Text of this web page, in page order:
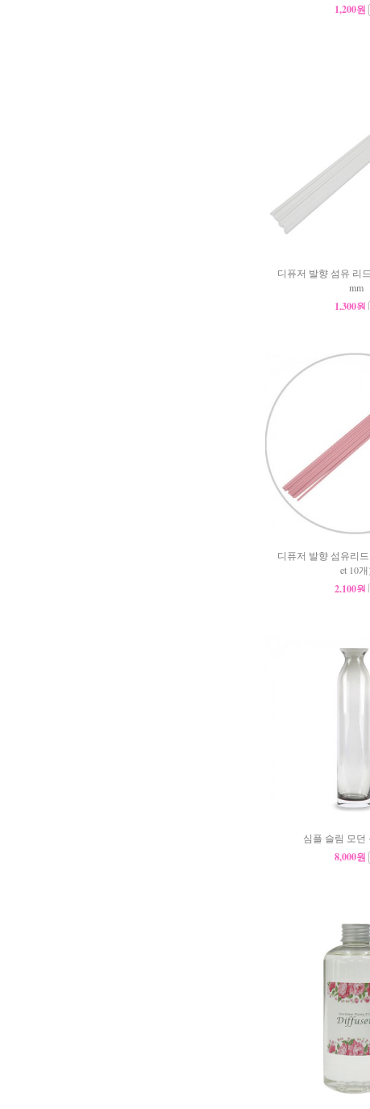
1,200원
디퓨저 발향 섬유 리
mm
1,300원
디퓨저 발향 섬유리
et 10
2,100원
심플 슬림 모던
8,000원